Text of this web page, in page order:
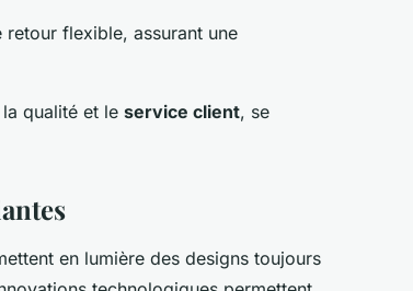
flexible, assurant une
qualité et le service client, se
en lumière des designs toujours